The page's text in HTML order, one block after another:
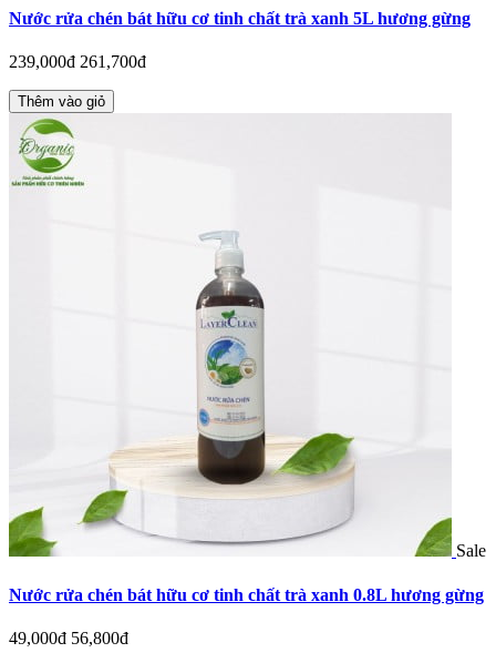
Nước rửa chén bát hữu cơ tinh chất trà xanh 5L hương gừng
239,000đ 261,700đ
Thêm vào giỏ
Sale
Nước rửa chén bát hữu cơ tinh chất trà xanh 0.8L hương gừng
49,000đ 56,800đ